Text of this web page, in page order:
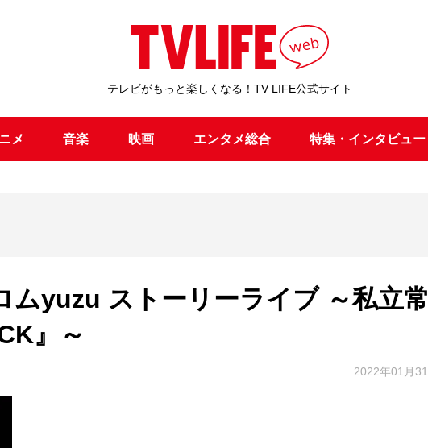
テレビがもっと楽しくなる！TV LIFE公式サイト
メ 音楽 映画 エンタメ総合 特集・インタビュー
yuzu ストーリーライブ ～私立常
』～
2022年01月31